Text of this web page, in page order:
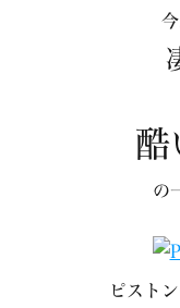
今
酷
の
ピスト